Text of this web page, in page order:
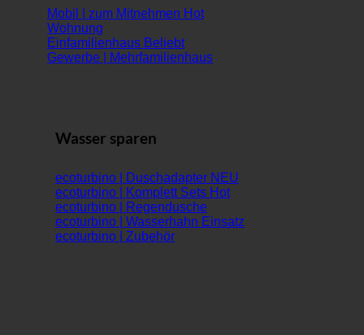
Mobil | zum Mitnehmen
Wohnung
Einfamilienhaus
Gewerbe | Mehrfamilienhaus
Wasser sparen
ecoturbino | Duschadapter
ecoturbino | Komplett Sets
ecoturbino | Regendusche
ecoturbino | Wasserhahn Einsatz
ecoturbino | Zubehör